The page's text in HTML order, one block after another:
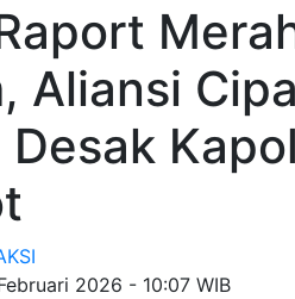
Aliansi
Desak
2026 - 10:07 WIB